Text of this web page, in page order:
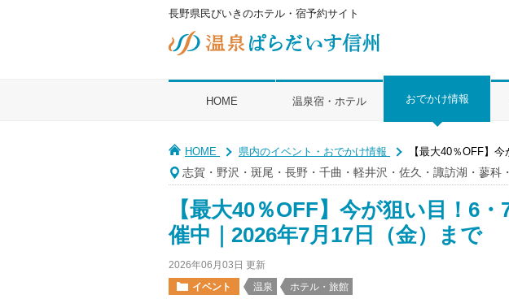
長野県民びいきのホテル・宿予約サイト
HOME 温泉宿・ホテル おでかけ情報
HOME 県内のイベント・おでかけ情報
【最大40％OFF】今が狙い目！6
催中｜2026年7月17日（金）まで
2026年06月03日 更新
イベント
温泉 ホテル・旅館